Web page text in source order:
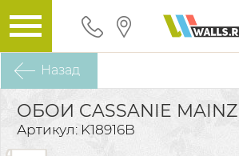
Назад
ОБОИ CASSANIE MAINZ
Артикул: K18916B